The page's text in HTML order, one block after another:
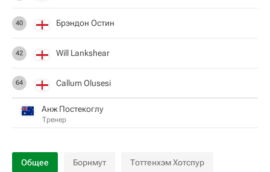
40 Брэндон Остин
42 Will Lankshear
64 Callum Olusesi
Анж Постекоглу
Тренер
Общее Борнмут Тоттенхэм Хотспур